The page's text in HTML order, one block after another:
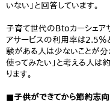
いない」と回答しています。
子育て世代のBtoカーシェア
アサービスの利用率は2.5％
験がある人は少ないことが分
使ってみたい」と考える人
ります。
■子供ができてから節約志